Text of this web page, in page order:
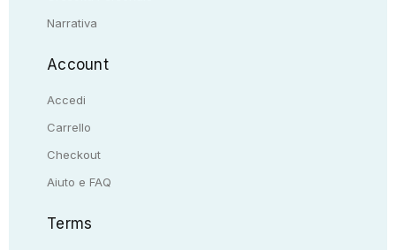
Narrativa
Account
Accedi
Carrello
Checkout
Aiuto e FAQ
Terms